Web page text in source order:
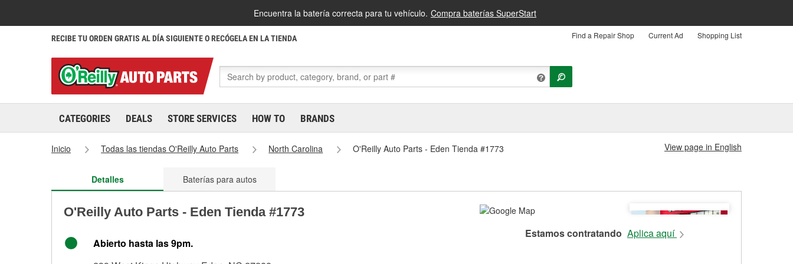
Encuentra la batería correcta para tu vehículo. Compra baterías SuperStart
RECIBE TU ORDEN GRATIS AL DÍA SIGUIENTE O RECÓGELA EN LA TIENDA Find a Repair Shop Current Ad Shopping List
CATEGORIES DEALS STORE SERVICES HOW TO BRANDS
Inicio Todas las tiendas O'Reilly Auto Parts North Carolina O'Reilly Auto Parts - Eden Tienda #1773 View page in English
Detalles Baterías para autos
O'Reilly Auto Parts - Eden Tienda #1773
Abierto hasta las 9pm.
Estamos contratando Aplica aquí